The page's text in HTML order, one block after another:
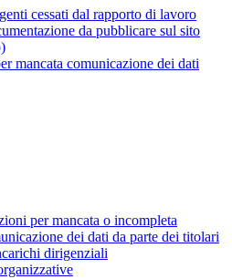
cessati dal rapporto di lavoro
da pubblicare sul sito
mancata comunicazione dei dati
per mancata o incompleta
dei dati da parte dei titolari
dirigenziali